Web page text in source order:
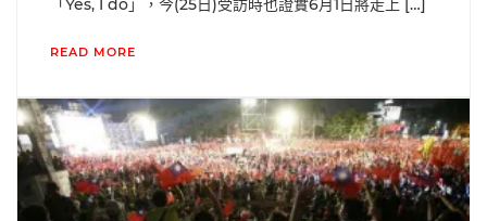
「Yes, I do」，今(25日)受訪時也證實6月1日將走上 […]
READ MORE